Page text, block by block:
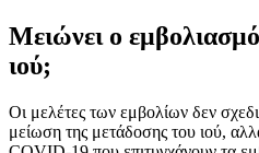
Μειώνει ο
ιού;
Οι μελέτες των εμβολίων δεν
μείωση της μετάδοσης του ιού,